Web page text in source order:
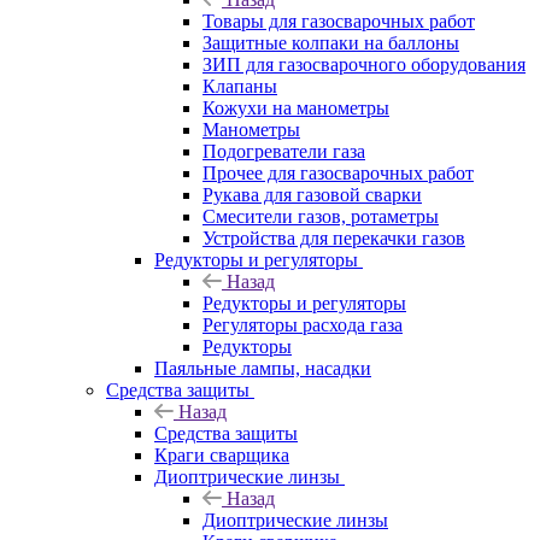
Товары для газосварочных работ
Защитные колпаки на баллоны
ЗИП для газосварочного оборудования
Клапаны
Кожухи на манометры
Манометры
Подогреватели газа
Прочее для газосварочных работ
Рукава для газовой сварки
Смесители газов, ротаметры
Устройства для перекачки газов
Редукторы и регуляторы
Назад
Редукторы и регуляторы
Регуляторы расхода газа
Редукторы
Паяльные лампы, насадки
Средства защиты
Назад
Средства защиты
Краги сварщика
Диоптрические линзы
Назад
Диоптрические линзы